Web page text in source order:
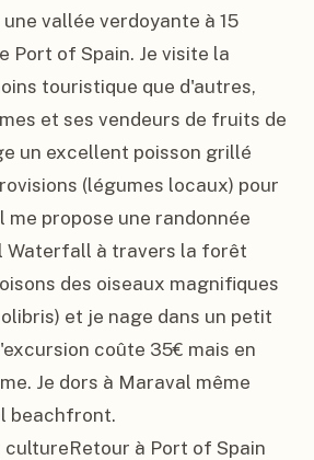
vallée verdoyante à 15
Port of Spain. Je visite la
touristique que d'autres,
et ses vendeurs de fruits de
un excellent poisson grillé
(légumes locaux) pour
me propose une randonnée
Waterfall à travers la forêt
des oiseaux magnifiques
et je nage dans un petit
coûte 35€ mais en
Je dors à Maraval même
beachfront.
cultureRetour à Port of Spain